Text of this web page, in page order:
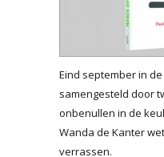
Eind september in
samengesteld door
onbenullen in de
Wanda de Kanter
verrassen.